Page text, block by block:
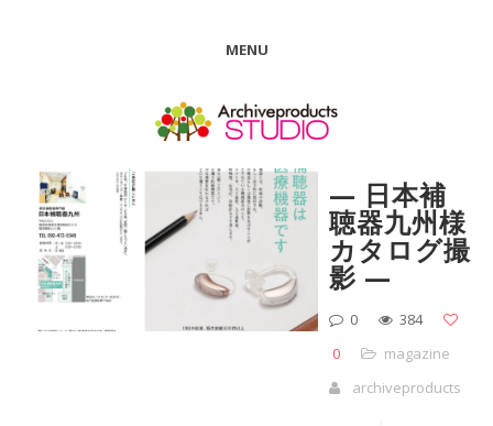
MENU
— 日本補
聴器九州様
カタログ撮
影 —
0
384
0
magazine
archiveproducts